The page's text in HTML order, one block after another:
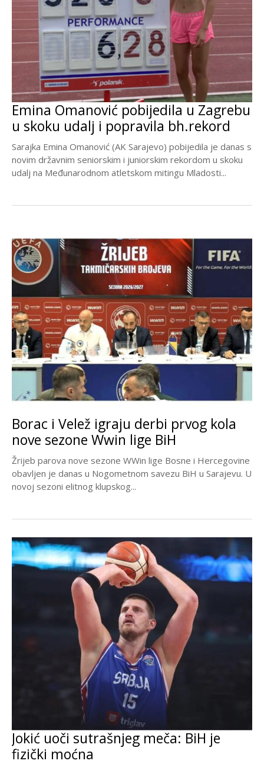
Emina Omanović pobijedila u Zagrebu
u skoku udalj i popravila bh.rekord
Sarajka Emina Omanović (AK Sarajevo) pobijedila je danas s
novim državnim seniorskim i juniorskim rekordom u skoku
udalj na Međunarodnom atletskom mitingu Mladosti...
Borac i Velež igraju derbi prvog kola
nove sezone Wwin lige BiH
Žrijeb parova nove sezone WWin lige Bosne i Hercegovine
obavljen je danas u Nogometnom savezu BiH u Sarajevu. U
novoj sezoni elitnog klupskog...
Jokić uoči sutrašnjeg meča: BiH je
fizički moćna